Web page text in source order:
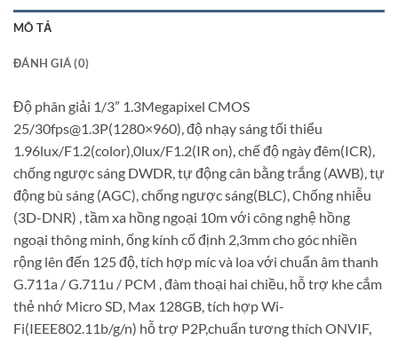
MÔ TẢ
ĐÁNH GIÁ (0)
Độ phân giải 1/3” 1.3Megapixel CMOS
25/30fps@1.3P(1280×960), độ nhạy sáng tối thiểu
1.96lux/F1.2(color),0lux/F1.2(IR on), chế độ ngày đêm(ICR),
chống ngược sáng DWDR, tự động cân bằng trắng (AWB), tự
động bù sáng (AGC), chống ngược sáng(BLC), Chống nhiễu
(3D-DNR) , tầm xa hồng ngoại 10m với công nghệ hồng
ngoại thông minh, ống kính cố định 2,3mm cho góc nhiền
rộng lên đến 125 độ, tích hợp míc và loa với chuẩn âm thanh
G.711a / G.711u / PCM , đàm thoại hai chiều, hỗ trợ khe cắm
thẻ nhớ Micro SD, Max 128GB, tích hợp Wi-
Fi(IEEE802.11b/g/n) hỗ trợ P2P,chuẩn tương thích ONVIF,